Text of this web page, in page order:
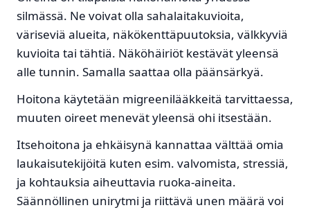
silmässä. Ne voivat olla sahalaitakuvioita,
väriseviä alueita, näkökenttäpuutoksia, välkkyviä
kuvioita tai tähtiä. Näköhäiriöt kestävät yleensä
alle tunnin. Samalla saattaa olla päänsärkyä.
Hoitona käytetään migreenilääkkeitä tarvittaessa,
muuten oireet menevät yleensä ohi itsestään.
Itsehoitona ja ehkäisynä kannattaa välttää omia
laukaisutekijöitä kuten esim. valvomista, stressiä,
ja kohtauksia aiheuttavia ruoka-aineita.
Säännöllinen unirytmi ja riittävä unen määrä voi